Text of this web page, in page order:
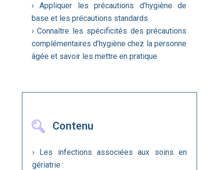
› Appliquer les précautions d’hygiène de
base et les précautions standards
› Connaître les spécificités des précautions
complémentaires d’hygiène chez la personne
âgée et savoir les mettre en pratique
Contenu
› Les infections associées aux soins en
gériatrie :